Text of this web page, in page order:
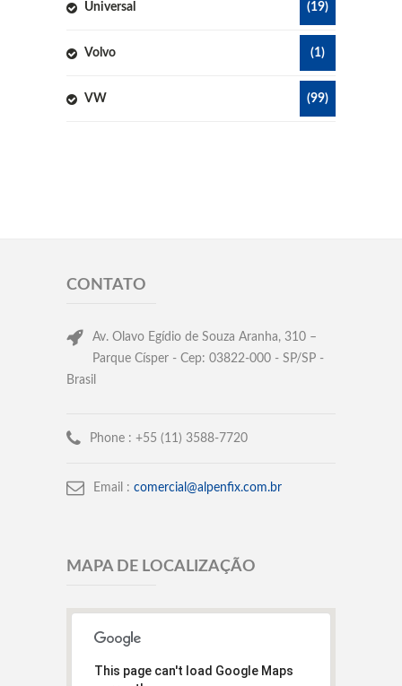
Universal (19)
Volvo (1)
VW (99)
CONTATO
Av. Olavo Egídio de Souza Aranha, 310 –
Parque Císper - Cep: 03822-000 - SP/SP -
Brasil
Phone : +55 (11) 3588-7720
Email : comercial@alpenfix.com.br
MAPA DE LOCALIZAÇÃO
This page can't load Google Maps